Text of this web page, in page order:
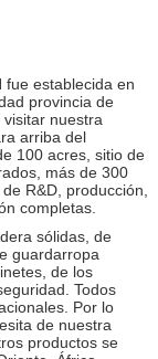
fue establecida en
provincia de
nuestra
arriba del
100 acres, sitio de
más de 300
R&D, producción,
completas.
sólidas, de
guardarropa
de los
Todos
Por lo
de nuestra
productos se